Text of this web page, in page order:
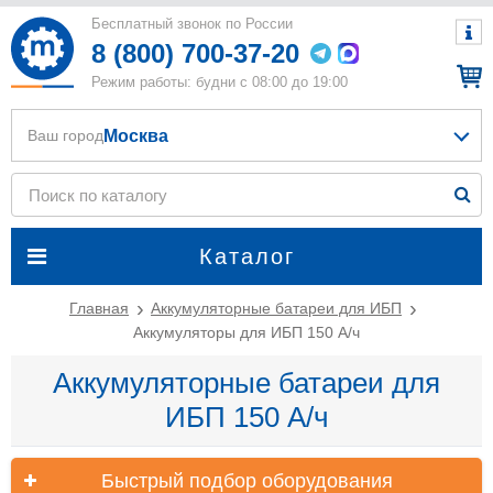
Бесплатный звонок по России
8 (800) 700-37-20
Режим работы: будни с 08:00 до 19:00
Каталог
Ваш город Москва
Главная
Аккумуляторные батареи для ИБП
Аккумуляторы для ИБП 150 А/ч
Аккумуляторные батареи для
ИБП 150 А/ч
Быстрый подбор оборудования